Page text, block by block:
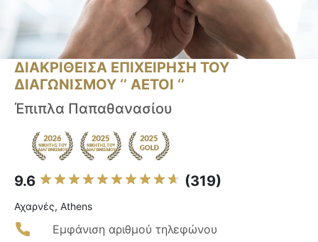
ΔΙΑΚΡΙΘΕΙΣΑ ΕΠΙΧΕΙΡΗΣΗ ΤΟΥ
ΔΙΑΓΩΝΙΣΜΟΥ ‘’ ΑΕΤΟΙ ‘’
Έπιπλα Παπαθανασίου
9.6 (319)
Αχαρνές, Athens
Εμφάνιση αριθμού τηλεφώνου